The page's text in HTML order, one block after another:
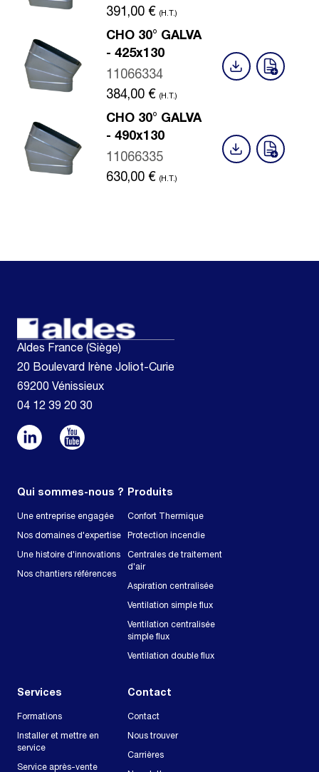
391,00 € (H.T.)
CHO 30° GALVA
- 425x130
11066334
384,00 € (H.T.)
CHO 30° GALVA
- 490x130
11066335
630,00 € (H.T.)
Aldes France (Siège)
20 Boulevard Irène Joliot-Curie
69200 Vénissieux
04 12 39 20 30
Qui sommes-nous ?
Une entreprise engagée
Nos domaines d'expertise
Une histoire d'innovations
Nos chantiers références
Produits
Confort Thermique
Protection incendie
Centrales de traitement
d'air
Aspiration centralisée
Ventilation simple flux
Ventilation centralisée
simple flux
Ventilation double flux
Services
Formations
Installer et mettre en
service
Service après-vente
Contact
Contact
Nous trouver
Carrières